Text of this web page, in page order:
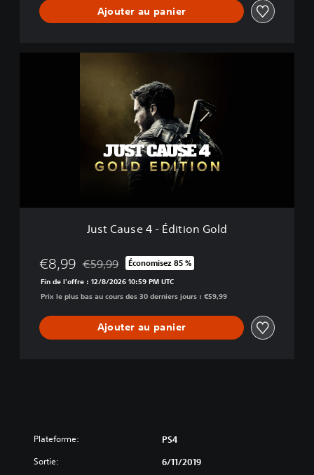
Ajouter au panier
É
Just Cause 4 - Édition Gold
€8,99 Remise par rapport au prix d'origine de €59,99
€59,99 Économisez 85 %
Fin de l'offre : 12/8/2026 10:59 PM UTC
Prix le plus bas au cours des 30 derniers jours : €59,99
Ajouter au panier
Plateforme: PS4
Sortie: 6/11/2019